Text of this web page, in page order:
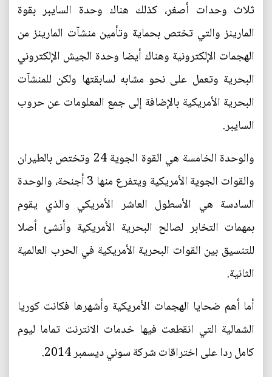
ثلاث وحدات أصغر، كذلك هناك وحدة السايبر بقوة
المارينز والتي تختص بحماية وتأمين منشآت المارينز من
الهجمات الإلكترونية وهناك أيضا وحدة الجيش الإلكتروني
البحرية وتعمل على نحو مشابه لسابقتها ولكن للمنشآت
البحرية الأمريكية بالإضافة إلى جمع المعلومات عن حروب
السايبر.
والوحدة الخامسة هي القوة الجوية 24 وتختص بالطيران
والقوات الجوية الأمريكية ويتفرع منها 3 أجنحة، والوحدة
السادسة هي الأسطول العاشر الأمريكي والذي يقوم
بمهمات التخابر لصالح البحرية الأمريكية وأنشئ أصلا
للتنسيق بين القوات البحرية الأمريكية في الحرب العالمية
الثانية.
أما أهم ضحايا الهجمات الأمريكية وأشهرها فكانت كوريا
الشمالية التي انقطعت فيها خدمات الانترنت تماما ليوم
كامل ردا على اختراقات شركة سوني ديسمبر 2014.